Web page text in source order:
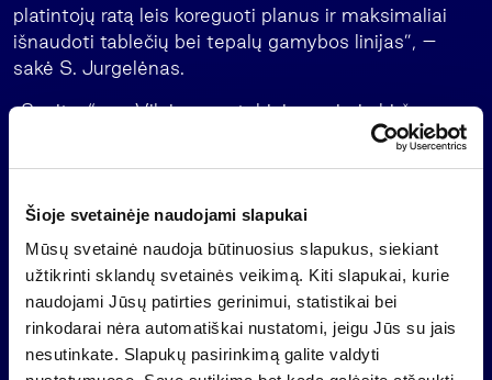
Šioje svetainėje naudojami slapukai
Mūsų svetainė naudoja būtinuosius slapukus, siekiant
užtikrinti sklandų svetainės veikimą. Kiti slapukai, kurie
naudojami Jūsų patirties gerinimui, statistikai bei
rinkodarai nėra automatiškai nustatomi, jeigu Jūs su jais
nesutinkate. Slapukų pasirinkimą galite valdyti
platintojų ratą leis koreguoti planus ir maksimaliai
išnaudoti tablečių bei tepalų gamybos linijas”, –
sakė S. Jurgelėnas.
„Sanitas“ per Vilniaus vertybinių popierių biržą
gegužės 10 dieną pranešė, kad stebėtojų tarybos
iniciatyva ir generalinio direktoriaus sprendimu
akcininkų susirinkimas. Į jo darbotvarkę įtrauktas
klausimas dėl akcijos nominalios vertės mažinimo
nuo 5 iki 1 lito, atitinkamai padidinant akcijų skaičių.
Šiuo metu įmonė ruošiasi įgyvendinti apie 40 mln.
litų vertės projektą – dukterinės įmonės
„Endokrininiai preparatai” teritorijoje Kaune bus